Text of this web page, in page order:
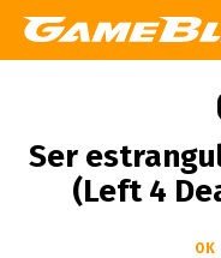
Ser
(Left 4
OK